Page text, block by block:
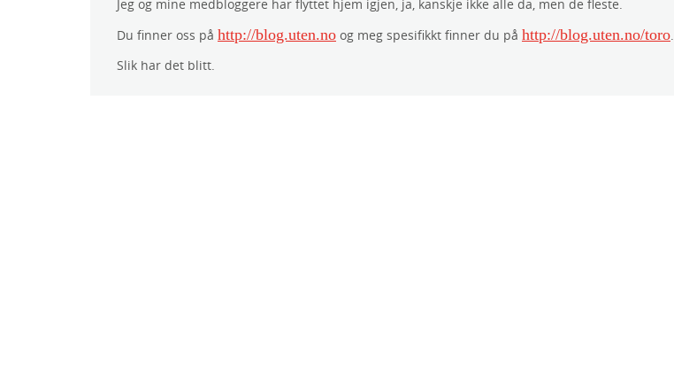
Jeg og mine medbloggere har flyttet hjem igjen, ja, kanskje ikke alle da, men de fleste.
Du finner oss på http://blog.uten.no og meg spesifikkt finner du på http://blog.uten.no/toro.
Slik har det blitt.